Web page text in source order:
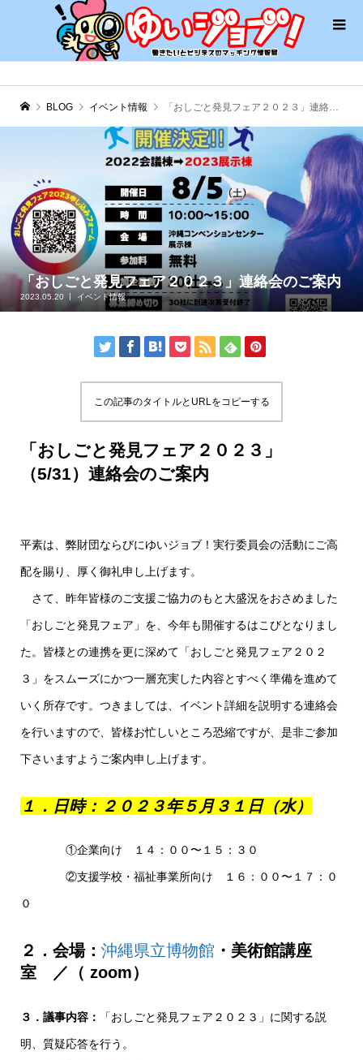
BLOG イベント情報 「おしごと発見フェア２０２３」連絡会のご案内
「おしごと発見フェア２０２３」連絡会のご案内
2023.05.20 イベント情報
この記事のタイトルとURLをコピーする
「おしごと発見フェア２０２３」
（5/31）連絡会のご案内
平素は、弊財団ならびにゆいジョブ！実行委員会の活動にご高
配を賜り、厚く御礼申し上げます。
さて、昨年皆様のご支援ご協力のもと大盛況をおさめました
「おしごと発見フェア」を、今年も開催するはこびとなりまし
た。皆様との連携を更に深めて「おしごと発見フェア２０２
３」をスムーズにかつ一層充実した内容とすべく準備を進めて
いく所存です。つきましては、イベント詳細を説明する連絡会
を行いますので、皆様お忙しいところ恐縮ですが、是非ご参加
下さいますようご案内申し上げます。
１．日時：２０２３年５月３１日（水）
①企業向け １４：００〜１５：３０
②支援学校・福祉事業所向け １６：００〜１７：０
０
２．会場： 沖縄県立博物館 ・美術館講座
室／（ zoom）
３．議事内容： 「おしごと発見フェア２０２３」に関する説
明、質疑応答を行う。